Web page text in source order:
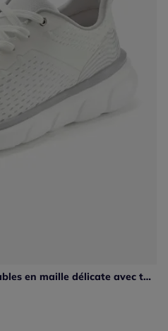
Baskets légères et confortables en maille délicate avec talon légèrement rembourré pour un confort optimal